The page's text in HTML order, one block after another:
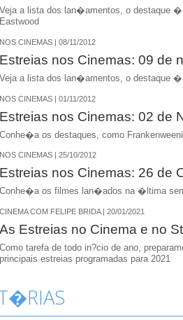
Veja a lista dos lan�amentos, o destaque
Eastwood
NOS CINEMAS | 08/11/2012
Estreias nos Cinemas: 09 de
Veja a lista dos lan�amentos, o destaque
NOS CINEMAS | 01/11/2012
Estreias nos Cinemas: 02 de
Conhe�a os destaques, como
NOS CINEMAS | 25/10/2012
Estreias nos Cinemas: 26 de
Conhe�a os filmes lan�ados na �ltima
CINEMA COM FELIPE BRIDA | 20/01/2021
As Estreias no Cinema e no
Como tarefa de todo in?cio de ano,
principais estreias programadas para 2021